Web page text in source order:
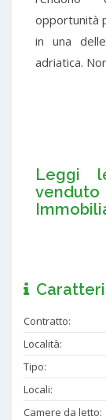
opportunità
in una
adriatica.
Leggi
Contratto:
Località:
Tipo:
Locali:
Camere da letto: